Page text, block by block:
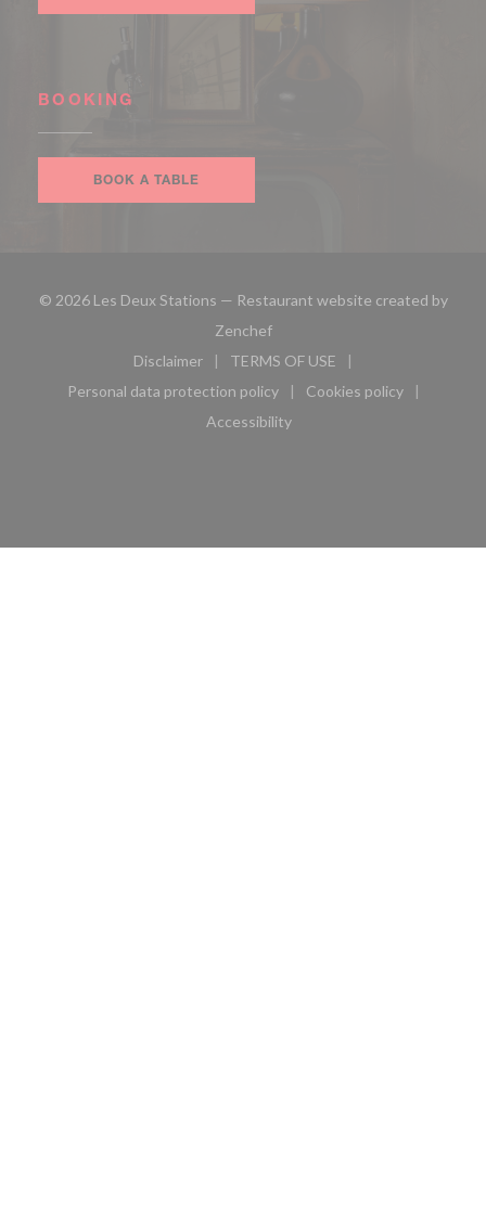
BOOKING
BOOK A TABLE
© 2026 Les Deux Stations — Restaurant website created by
Zenchef((opens in a new window))
Disclaimer
((opens in a new window))
TERMS OF USE
((opens in a new window))
Personal data protection policy
((opens in a new window))
Cookies policy
((opens in a new
Accessibility
((opens in a new window))